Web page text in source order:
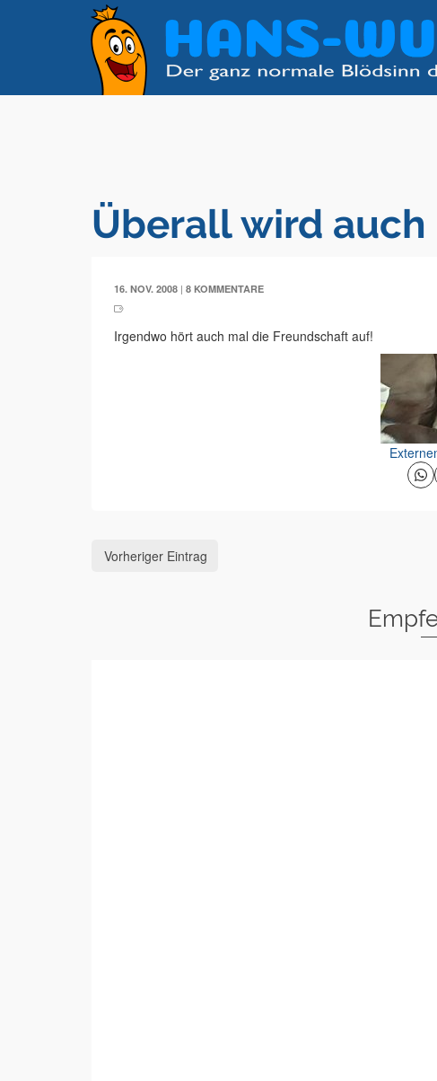
Überall wird
16. NOV. 2008 | 8 KOMMENTARE
Irgendwo hört auch mal die Freundschaft auf!
Vorheriger Eintrag